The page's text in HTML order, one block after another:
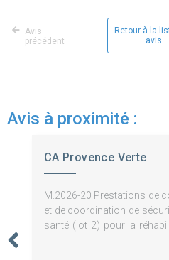
Avis
précédent
Retour à la
avis
Avis à proximité :
CA Provence Verte
M.2026-20 Prestations de
et de coordination de
santé (lot 2) pour la